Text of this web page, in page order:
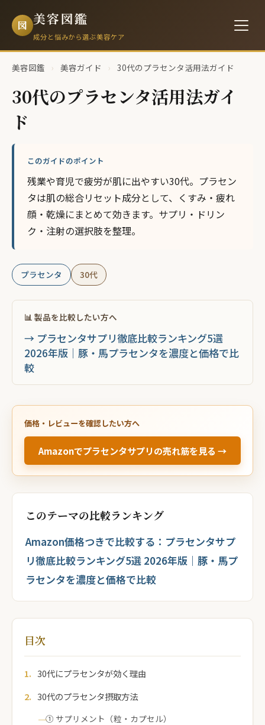
図 美容図鑑
成分と悩みから選ぶ美容ケア
美容図鑑 › 美容ガイド › 30代のプラセンタ活用法ガイド
30代のプラセンタ活用法ガイ
ド
このガイドのポイント
残業や育児で疲労が肌に出やすい30代。プラセン
タは肌の総合リセット成分として、くすみ・疲れ
顔・乾燥にまとめて効きます。サプリ・ドリン
ク・注射の選択肢を整理。
プラセンタ 30代
📊 製品を比較したい方へ
→ プラセンタサプリ徹底比較ランキング5選
2026年版｜豚・馬プラセンタを濃度と価格で比
較
価格・レビューを確認したい方へ
Amazonでプラセンタサプリの売れ筋を見る →
このテーマの比較ランキング
Amazon価格つきで比較する：プラセンタサプ
リ徹底比較ランキング5選 2026年版｜豚・馬プ
ラセンタを濃度と価格で比較
目次
30代にプラセンタが効く理由
30代のプラセンタ摂取方法
① サプリメント（粒・カプセル）